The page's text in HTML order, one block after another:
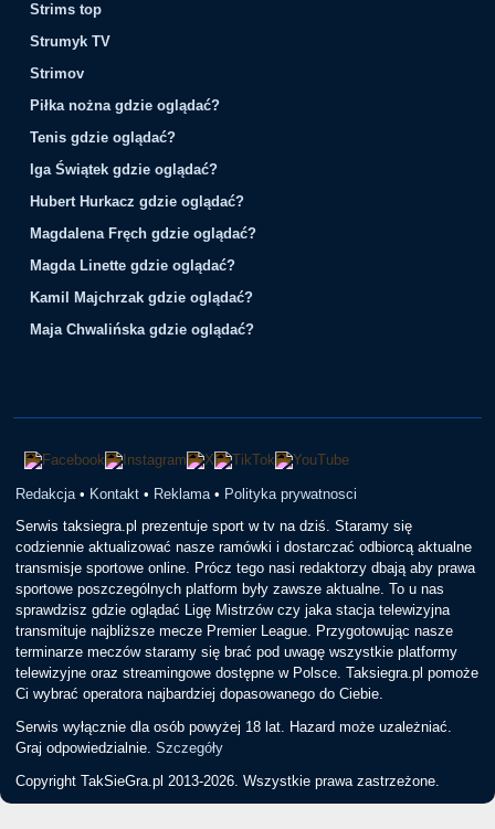
Strims top
Strumyk TV
Strimov
Piłka nożna gdzie oglądać?
Tenis gdzie oglądać?
Iga Świątek gdzie oglądać?
Hubert Hurkacz gdzie oglądać?
Magdalena Fręch gdzie oglądać?
Magda Linette gdzie oglądać?
Kamil Majchrzak gdzie oglądać?
Maja Chwalińska gdzie oglądać?
Redakcja • Kontakt • Reklama • Polityka prywatnosci
Serwis taksiegra.pl prezentuje sport w tv na dziś. Staramy się
codziennie aktualizować nasze ramówki i dostarczać odbiorcą aktualne
transmisje sportowe online. Prócz tego nasi redaktorzy dbają aby prawa
sportowe poszczególnych platform były zawsze aktualne. To u nas
sprawdzisz gdzie oglądać Ligę Mistrzów czy jaka stacja telewizyjna
transmituje najbliższe mecze Premier League. Przygotowując nasze
terminarze meczów staramy się brać pod uwagę wszystkie platformy
telewizyjne oraz streamingowe dostępne w Polsce. Taksiegra.pl pomoże
Ci wybrać operatora najbardziej dopasowanego do Ciebie.
Serwis wyłącznie dla osób powyżej 18 lat. Hazard może uzależniać.
Graj odpowiedzialnie.Szczegóły
Copyright TakSieGra.pl 2013-2026. Wszystkie prawa zastrzeżone.